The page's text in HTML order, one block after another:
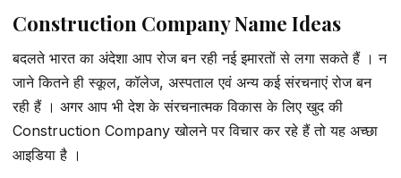
Construction Company Name Ideas
बदलते भारत का अंदेशा आप रोज बन रही नई इमारतों से लगा सकते हैं । न
जाने कितने ही स्कूल, कॉलेज, अस्पताल एवं अन्य कई संरचनाएं रोज बन
रही हैं । अगर आप भी देश के संरचनात्मक विकास के लिए खुद की
Construction Company खोलने पर विचार कर रहे हैं तो यह अच्छा
आइडिया है ।